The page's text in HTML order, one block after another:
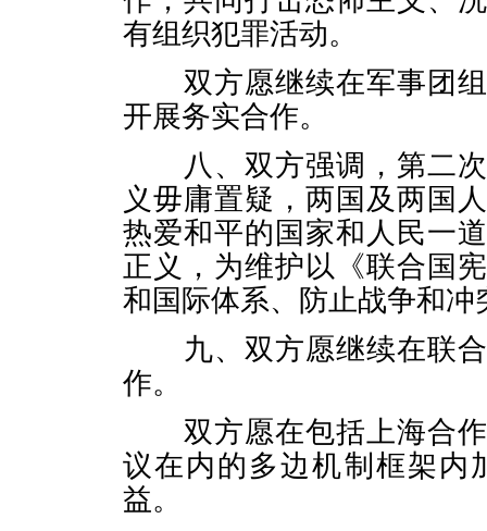
有组织犯罪活动。
双方愿继续在军事团组
开展务实合作。
八、双方强调，第二次
义毋庸置疑，两国及两国
热爱和平的国家和人民一
正义，为维护以《联合国
和国际体系、防止战争和
九、双方愿继续在联合
作。
双方愿在包括上海合作
议在内的多边机制框架内
益。